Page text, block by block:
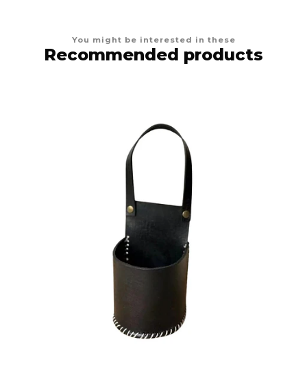
You might be interested in these
Recommended products